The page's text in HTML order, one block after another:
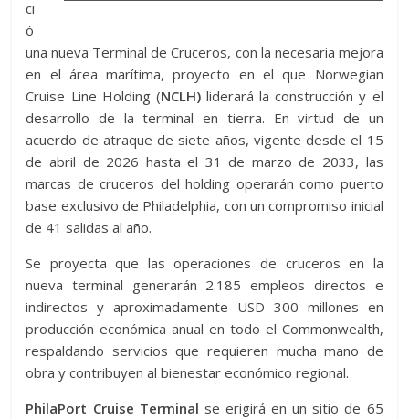
ci
ó
una nueva Terminal de Cruceros, con la necesaria mejora
en el área marítima, proyecto en el que Norwegian
Cruise Line Holding (NCLH)liderará la construcción y el
desarrollo de la terminal en tierra. En virtud de un
acuerdo de atraque de siete años, vigente desde el 15
de abril de 2026 hasta el 31 de marzo de 2033, las
marcas de cruceros del holding operarán como puerto
base exclusivo de Philadelphia, con un compromiso inicial
de 41 salidas al año.
Se proyecta que las operaciones de cruceros en la
nueva terminal generarán 2.185 empleos directos e
indirectos y aproximadamente USD 300 millones en
producción económica anual en todo el Commonwealth,
respaldando servicios que requieren mucha mano de
obra y contribuyen al bienestar económico regional.
PhilaPort Cruise Terminal se erigirá en un sitio de 65